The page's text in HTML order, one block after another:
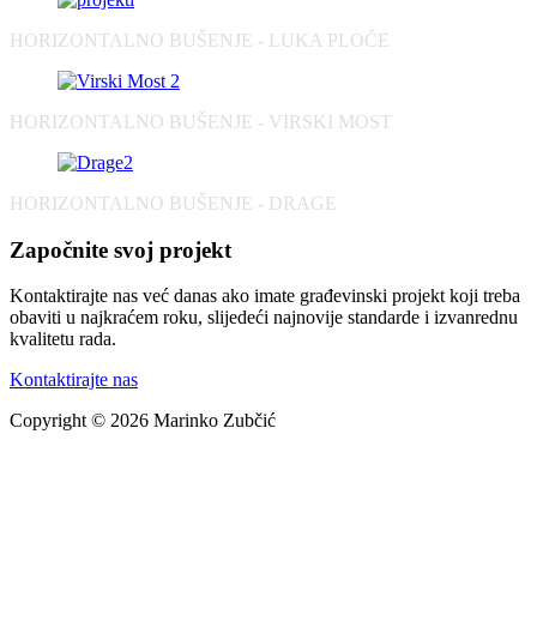
HORIZONTALNO BUŠENJE - LUKA PLOČE
HORIZONTALNO BUŠENJE - VIRSKI MOST
HORIZONTALNO BUŠENJE - DRAGE
Započnite svoj projekt
Kontaktirajte nas već danas ako imate građevinski projekt koji treba
obaviti u najkraćem roku, slijedeći najnovije standarde i izvanrednu
kvalitetu rada.
Kontaktirajte nas
Copyright © 2026 Marinko Zubčić